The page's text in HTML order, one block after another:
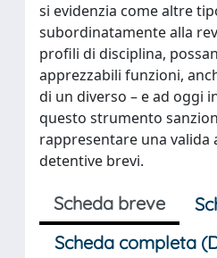
si evidenzia come altre
subordinatamente alla
profili di disciplina,
apprezzabili funzioni,
di un diverso – e ad oggi
questo strumento
rappresentare una valida
detentive brevi.
Scheda breve
Scheda completa